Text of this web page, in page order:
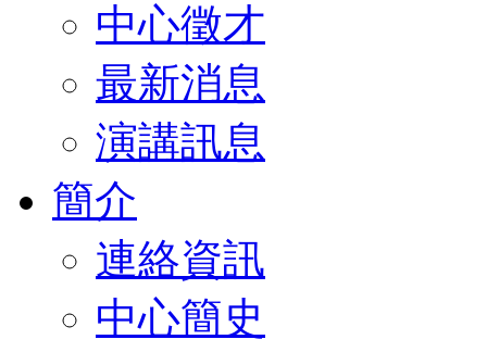
中心徵才
最新消息
演講訊息
簡介
連絡資訊
中心簡史